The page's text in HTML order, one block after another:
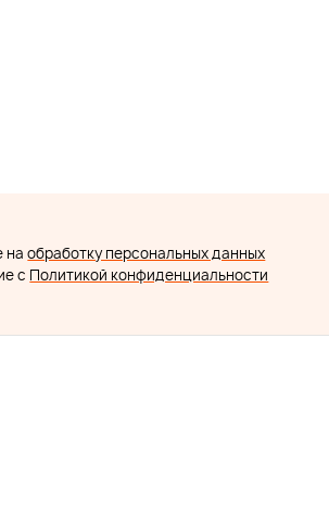
наобработку персональных данных
с Политикой конфиденциальности